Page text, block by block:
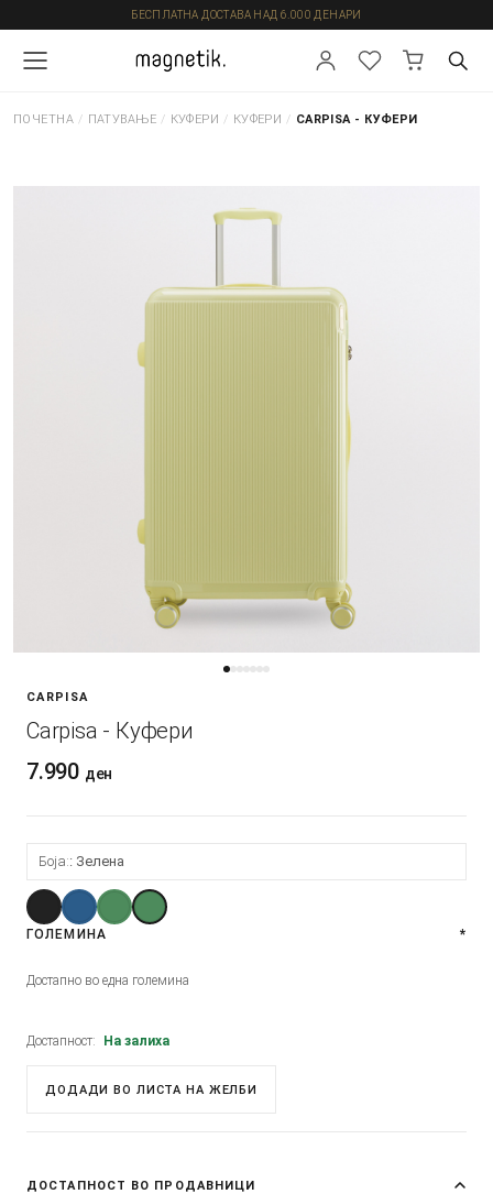
БЕСПЛАТНА ДОСТАВА НАД 6.000 ДЕНАРИ
ПОЧЕТНА / ПАТУВАЊЕ / КУФЕРИ / КУФЕРИ / CARPISA - КУФЕРИ
CARPISA
Carpisa - Куфери
7.990 ден
Боја: Зелена
ГОЛЕМИНА *
Достапно во една големина
Достапност: На залиха
ДОДАДИ ВО ЛИСТА НА ЖЕЛБИ
ДОСТАПНОСТ ВО ПРОДАВНИЦИ